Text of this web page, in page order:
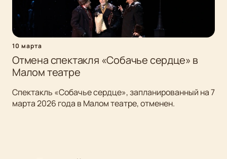
10 марта
Отмена спектакля «Собачье сердце» в
Малом театре
Спектакль «Собачье сердце», запланированный на 7
марта 2026 года в Малом театре, отменен.